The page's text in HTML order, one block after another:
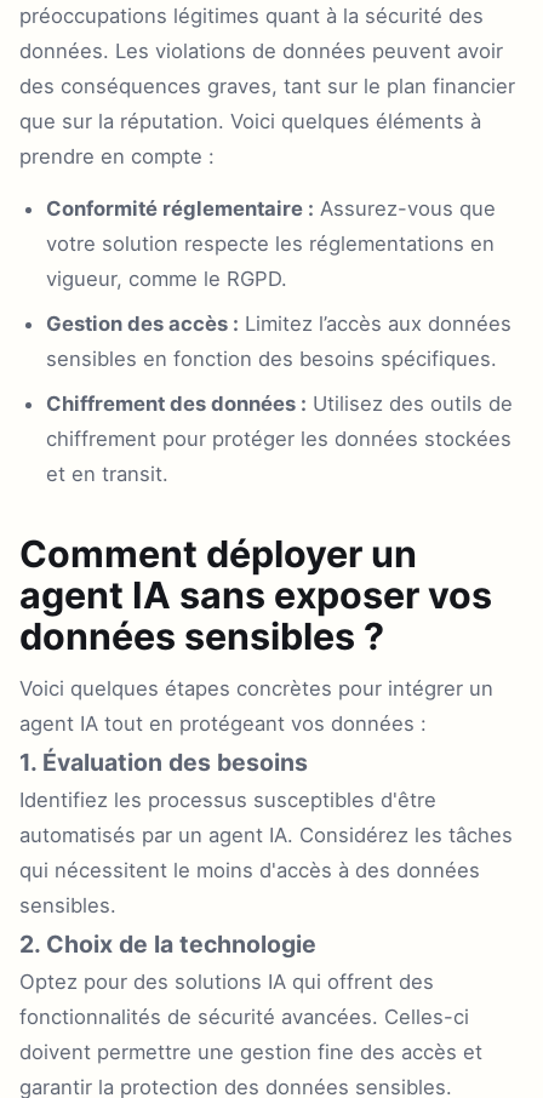
préoccupations légitimes quant à la sécurité des
données. Les violations de données peuvent avoir
des conséquences graves, tant sur le plan financier
que sur la réputation. Voici quelques éléments à
prendre en compte :
Conformité réglementaire : Assurez-vous que
votre solution respecte les réglementations en
vigueur, comme le RGPD.
Gestion des accès : Limitez l’accès aux données
sensibles en fonction des besoins spécifiques.
Chiffrement des données : Utilisez des outils de
chiffrement pour protéger les données stockées
et en transit.
Comment déployer un
agent IA sans exposer vos
données sensibles ?
Voici quelques étapes concrètes pour intégrer un
agent IA tout en protégeant vos données :
1. Évaluation des besoins
Identifiez les processus susceptibles d'être
automatisés par un agent IA. Considérez les tâches
qui nécessitent le moins d'accès à des données
sensibles.
2. Choix de la technologie
Optez pour des solutions IA qui offrent des
fonctionnalités de sécurité avancées. Celles-ci
doivent permettre une gestion fine des accès et
garantir la protection des données sensibles.